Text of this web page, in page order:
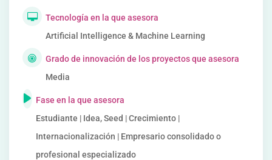
Tecnología en la que asesora
Artificial Intelligence & Machine Learning
Grado de innovación de los proyectos que asesora
Media
Fase en la que asesora
Estudiante | Idea, Seed | Crecimiento |
Internacionalización | Empresario consolidado o
profesional especializado